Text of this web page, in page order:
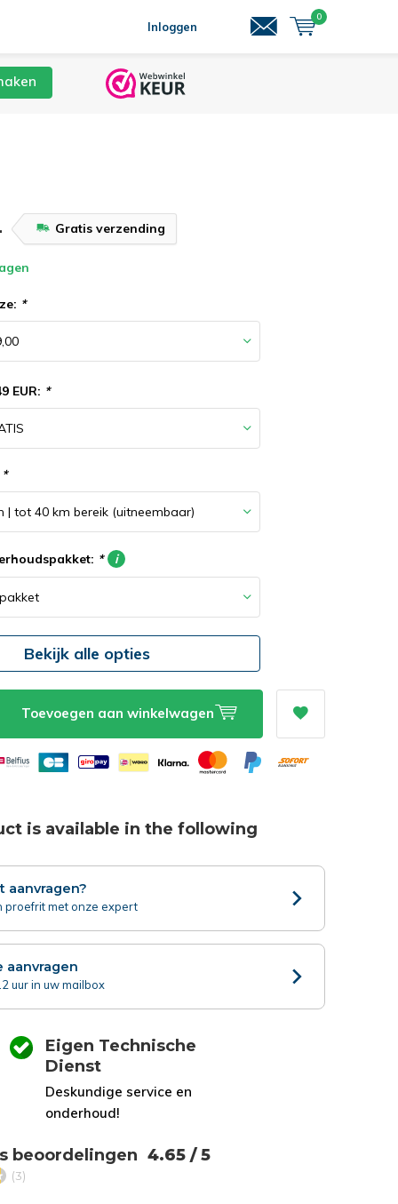
Inloggen
0
Gratis verzending
*
EUR: *
*
* i
Bekijk alle opties
Toevoegen aan winkelwagen
is available in the following
aanvragen?
proefrit met onze expert
aanvragen
uur in uw mailbox
Eigen Technische
Dienst
Deskundige service en
onderhoud!
beoordelingen 4.65 / 5
(3)